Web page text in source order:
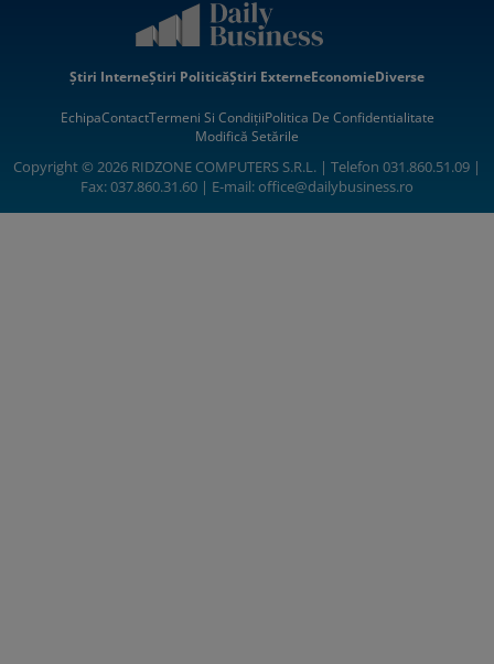
Știri InterneȘtiri PoliticăȘtiri ExterneEconomieDiverse
EchipaContactTermeni Si CondițiiPolitica De Confidentialitate
Modifică Setările
Copyright © 2026 RIDZONE COMPUTERS S.R.L. | Telefon 031.860.51.09 |
Fax: 037.860.31.60 | E-mail:office@dailybusiness.ro